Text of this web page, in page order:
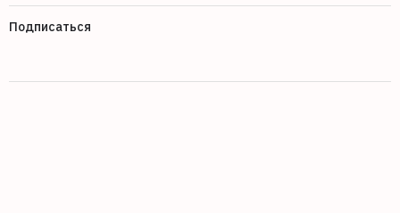
Подписаться